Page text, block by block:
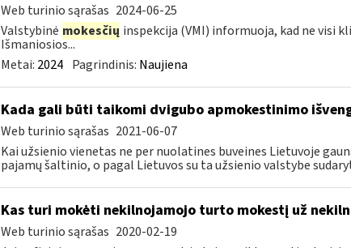
Web turinio sąrašas 2024-06-25
Valstybinė mokesčių inspekcija (VMI) informuoja, kad ne visi
Išmaniosios...
Metai: 2024 Pagrindinis: Naujiena
Kada gali būti taikomi dvigubo apmokestinimo
Web turinio sąrašas 2021-06-07
Kai užsienio vienetas ne per nuolatines buveines Lietuvoje
pajamų šaltinio, o pagal Lietuvos su ta užsienio valstybe
Kas turi mokėti nekilnojamojo turto mokestį už
Web turinio sąrašas 2020-02-19